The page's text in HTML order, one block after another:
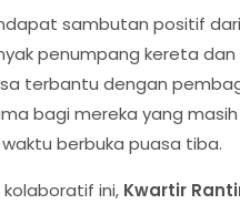
sambutan positif dari
penumpang kereta
terbantu dengan
bagi mereka yang
berbuka puasa tiba.
ini, Kwartir